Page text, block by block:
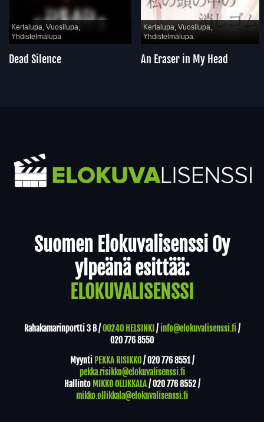
Kertalupa, Vuosilupa,
Yhdistelmälupa
Dead Silence
Kertalupa, Vuosilupa,
Yhdistelmälupa
An Eraser in My Head
Suomen Elokuvalisenssi Oy
ylpeänä esittää:
ELOKUVALISENSSI
Rahakamarinportti 3 B /00240 HELSINKI / info@elokuvalisenssi.fi/
020 776 8550
Myynti PEKKA RISIKKO/020 776 8551/
pekka.risikko@elokuvalisenssi.fi
Hallinto MIKKO OLLIKKALA/020 776 8552/
mikko.ollikkala@elokuvalisenssi.fi